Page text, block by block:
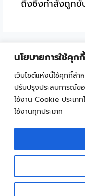
นโยบายการใช้คุ
เว็บไซต์แห่งนี้ใช้คุกกี้สำ
ปรับปรุงประสบการณ์ข
ใช้งาน Cookie ประเ
ใช้งานทุกประเภท
ถึงซึ่งกำลังถูก
"เพราะเทคโนโลยี
Copyright © 2026 ครูนักพัฒน